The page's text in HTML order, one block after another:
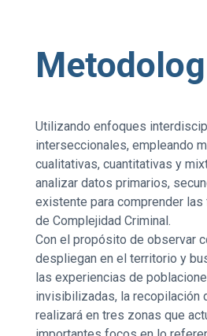
Utilizando enfoques
interseccionales, empleando
cualitativas, cuantitativas y
analizar datos primarios,
existente para comprender
de Complejidad Criminal.
Con el propósito de observar
despliegan en el territorio y
las experiencias de
invisibilizadas, la recopilación
realizará en tres zonas que